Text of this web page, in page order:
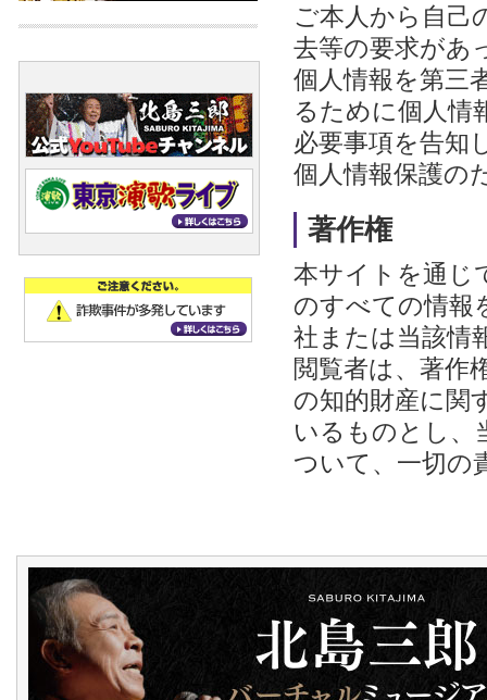
ご本人から自己
去等の要求があ
個人情報を第三
るために個人情
必要事項を告知
個人情報保護の
著作権
本サイトを通じ
のすべての情報
社または当該情
閲覧者は、著作
の知的財産に関
いるものとし、
ついて、一切の